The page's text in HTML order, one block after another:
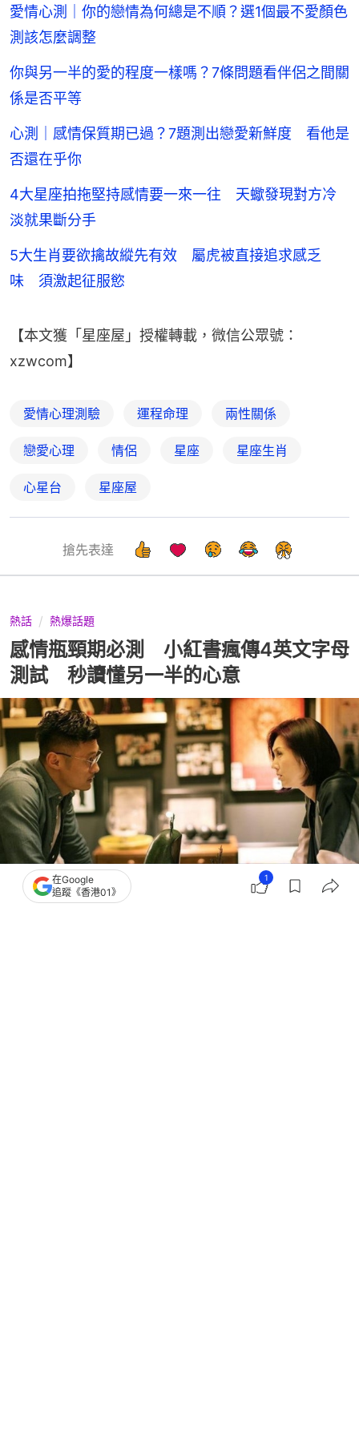
愛情心測｜你的戀情為何總是不順？選1個最不愛顏色
測該怎麼調整
你與另一半的愛的程度一樣嗎？7條問題看伴侶之間關
係是否平等
心測｜感情保質期已過？7題測出戀愛新鮮度 看他是
否還在乎你
4大星座拍拖堅持感情要一來一往 天蠍發現對方冷
淡就果斷分手
5大生肖要欲擒故縱先有效 屬虎被直接追求感乏
味 須激起征服慾
【本文獲「星座屋」授權轉載，微信公眾號：
xzwcom】
愛情心理測驗 運程命理 兩性關係
戀愛心理 情侶 星座 星座生肖
心星台 星座屋
搶先表達
熱話 熱爆話題
感情瓶頸期必測 小紅書瘋傳4英文字母
測試 秒讀懂另一半的心意
撰文：ETtoday
在Google
追蹤《香港01》
1